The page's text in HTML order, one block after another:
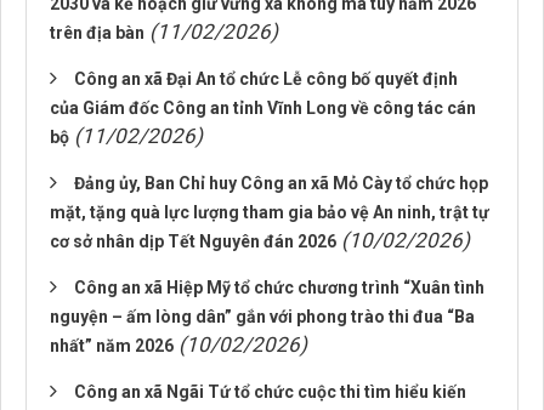
trên địa bàn (11/02/2026)
Công an xã Đại An tổ chức Lễ công bố quyết định
của Giám đốc Công an tỉnh Vĩnh Long về công tác cán
bộ (11/02/2026)
Đảng ủy, Ban Chỉ huy Công an xã Mỏ Cày tổ chức họp
mặt, tặng quà lực lượng tham gia bảo vệ An ninh, trật tự
cơ sở nhân dịp Tết Nguyên đán 2026 (10/02/2026)
Công an xã Hiệp Mỹ tổ chức chương trình “Xuân tình
nguyện – ấm lòng dân” gắn với phong trào thi đua “Ba
nhất” năm 2026 (10/02/2026)
Công an xã Ngãi Tứ tổ chức cuộc thi tìm hiểu kiến